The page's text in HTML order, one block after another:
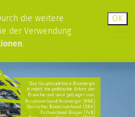
die weitere
der Verwendung
.